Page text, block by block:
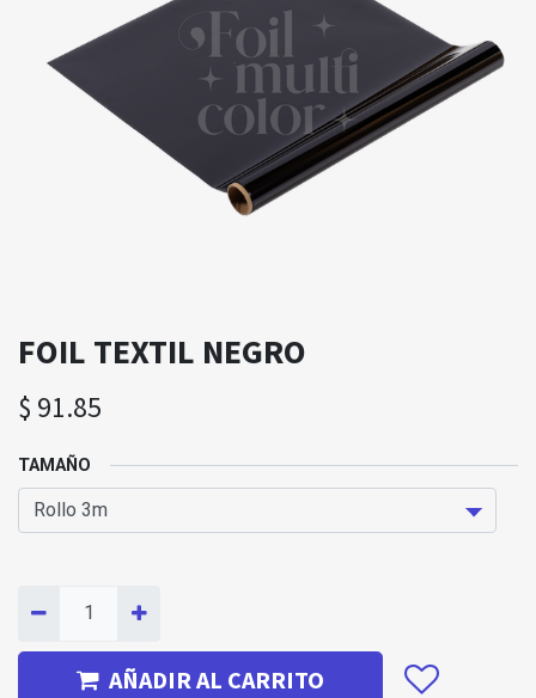
FOIL TEXTIL NEGRO
$ 91.85
TAMAÑO
AÑADIR AL CARRITO